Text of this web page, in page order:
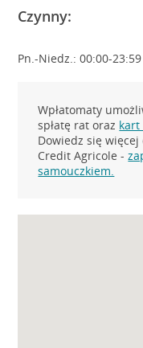
Czynny:
Pn.-Niedz.: 00:00-23:59
Wpłatomaty
spłatę rat oraz kart
Dowiedz się
Credit Agricole -
samouczkiem.